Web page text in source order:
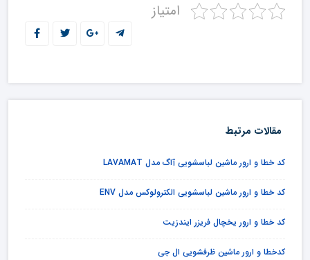
امتیاز
مقالات مرتبط
کد خطا و ارور ماشین لباسشویی آاگ مدل LAVAMAT
کد خطا و ارور ماشین لباسشویی الکترولوکس مدل ENV
کد خطا و ارور یخچال فریزر ایندزیت
کدخطا و ارور ماشین ظرفشویی ال جی